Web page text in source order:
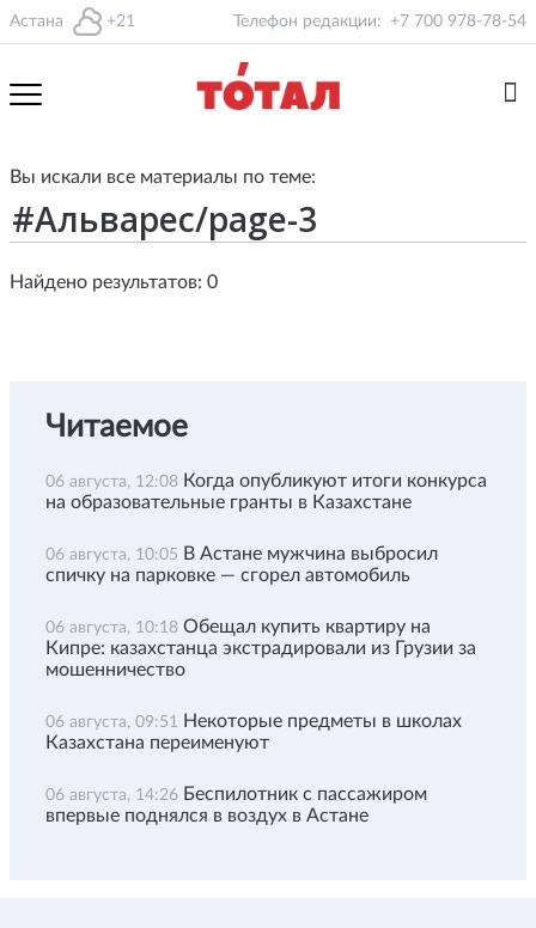
Астана +21 Телефон редакции: +7 700 978-78-54
Вы искали все материалы по теме:
Найдено результатов: 0
Читаемое
06 августа, 12:08 Когда опубликуют итоги конкурса
на образовательные гранты в Казахстане
06 августа, 10:05 В Астане мужчина выбросил
спичку на парковке — сгорел автомобиль
06 августа, 10:18 Обещал купить квартиру на
Кипре: казахстанца экстрадировали из Грузии за
мошенничество
06 августа, 09:51 Некоторые предметы в школах
Казахстана переименуют
06 августа, 14:26 Беспилотник с пассажиром
впервые поднялся в воздух в Астане